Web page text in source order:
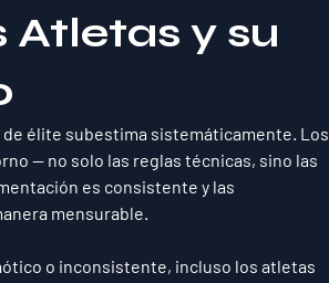
Atletas y su
élite subestima sistemáticamente. Los
— no solo las reglas técnicas, sino las
es consistente y las
mensurable.
o inconsistente, incluso los atletas